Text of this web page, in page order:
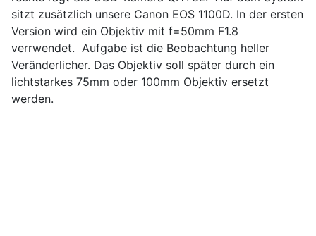
sitzt zusätzlich unsere Canon EOS 1100D. In der ersten
Version wird ein Objektiv mit f=50mm F1.8
verrwendet. Aufgabe ist die Beobachtung heller
Veränderlicher. Das Objektiv soll später durch ein
lichtstarkes 75mm oder 100mm Objektiv ersetzt
werden.